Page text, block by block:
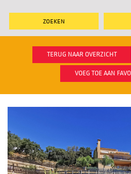
TERUG NAAR OVERZICHT
VOEG TOE AAN